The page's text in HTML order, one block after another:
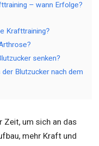
– wann Erfolge?
Krafttraining?
senken?
Blutzucker nach dem
Zeit, um sich an das
mehr Kraft und